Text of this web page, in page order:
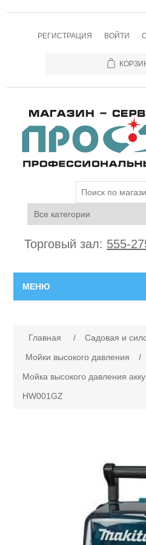
РЕГИСТРАЦИЯ ВОЙТИ
Торговый зал: 555-
МЕНЮ
Ремонт инструмента марки
Главная / Садовая и
Мойки высокого давления
/
Мойка высокого давления
HW001GZ